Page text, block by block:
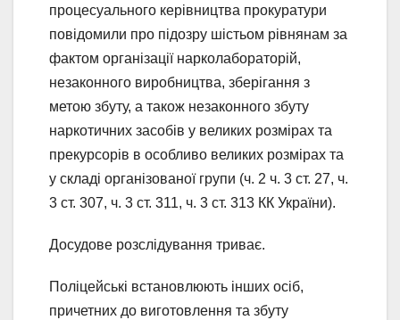
процесуального керівництва прокуратури
повідомили про підозру шістьом рівнянам за
фактом організації нарколабораторій,
незаконного виробництва, зберігання з
метою збуту, а також незаконного збуту
наркотичних засобів у великих розмірах та
прекурсорів в особливо великих розмірах та
у складі організованої групи (ч. 2 ч. 3 ст. 27, ч.
3 ст. 307, ч. 3 ст. 311, ч. 3 ст. 313 КК України).
Досудове розслідування триває.
Поліцейські встановлюють інших осіб,
причетних до виготовлення та збуту